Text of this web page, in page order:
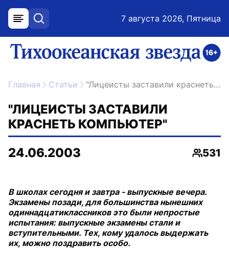
меню поиск 7 августа 2026, Пятница
ссылка на главную
Главная Статьи "Лицеисты заставили краснеть компьютер"
"ЛИЦЕИСТЫ ЗАСТАВИЛИ
КРАСНЕТЬ КОМПЬЮТЕР"
24.06.2003
531
В школах сегодня и завтра - выпускные вечера.
Экзамены позади, для большинства нынешних
одиннадцатиклассников это были непростые
испытания: выпускные экзамены стали и
вступительными. Тех, кому удалось выдержать
их, можно поздравить особо.